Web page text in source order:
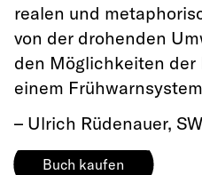
realen und
von der drohenden
den Möglichkeiten der
einem
– Ulrich Rüdenauer,
Buch kaufen